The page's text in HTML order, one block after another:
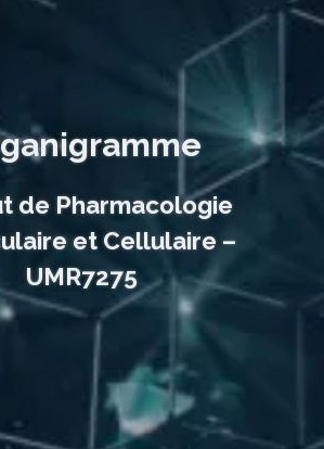
de Pharmacologie
et Cellulaire –
UMR7275